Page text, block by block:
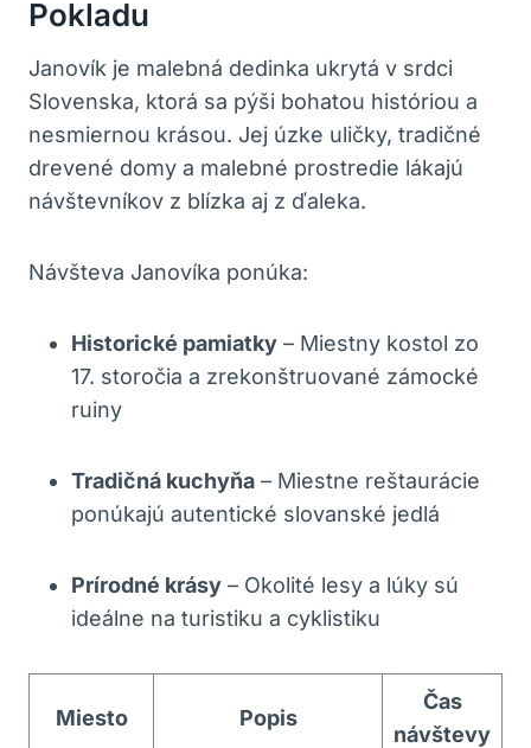
Pokladu
Janovík‌ je malebná ⁣dedinka ukrytá v srdci⁣
Slovenska, ktorá⁢ sa pýši bohatou históriou a
nesmiernou krásou. ⁢Jej⁤ úzke ⁣uličky,‌ tradičné
drevené⁤ domy a ⁣malebné prostredie lákajú
návštevníkov z blízka⁢ aj z ďaleka.
Návšteva Janovíka​ ponúka:
Historické ‌pamiatky ⁤– Miestny kostol zo
17. storočia ‌a zrekonštruované zámocké
‌ruiny
Tradičná kuchyňa – Miestne reštaurácie
ponúkajú autentické⁤ slovanské jedlá
Prírodné krásy – Okolité lesy a‌ lúky⁢ sú⁢
ideálne‍ na turistiku a ​cyklistiku
Miesto Popis
Čas
návštevy